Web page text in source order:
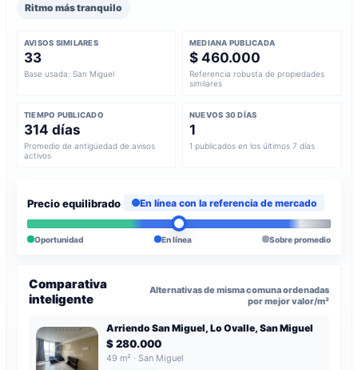
Ritmo más tranquilo
AVISOS SIMILARES
33
Base usada: San Miguel
MEDIANA PUBLICADA
$ 460.000
Referencia robusta de propiedades
similares
TIEMPO PUBLICADO
314 días
Promedio de antigüedad de avisos
activos
NUEVOS 30 DÍAS
1
1 publicados en los últimos 7 días
Precio equilibrado En línea con la referencia de mercado
Oportunidad En línea Sobre promedio
Comparativa
inteligente
Alternativas de misma comuna ordenadas
por mejor valor/m²
Arriendo San Miguel, Lo Ovalle, San Miguel
$ 280.000
49 m² · San Miguel